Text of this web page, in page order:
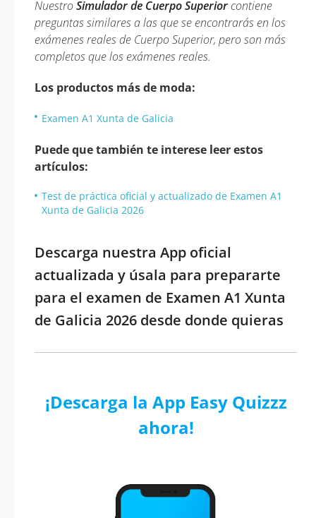
NuestroSimulador de Cuerpo Superiorcontiene
preguntas similares a las que se encontrarás en los
exámenes reales de Cuerpo Superior, pero son más
completos que los exámenes reales.
Los productos más de moda:
Examen A1 Xunta de Galicia
Puede que también te interese leer estos
artículos:
Test de práctica oficial y actualizado de Examen A1
Xunta de Galicia 2026
Descarga nuestra App oficial
actualizada y úsala para prepararte
para el examen de Examen A1 Xunta
de Galicia 2026 desde donde quieras
¡Descarga la App Easy Quizzz
ahora!